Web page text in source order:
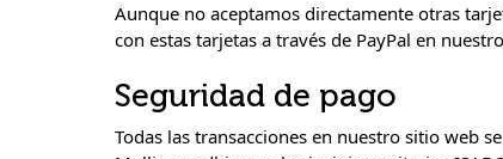
Aunque no aceptamos directamente otras
con estas tarjetas a través de PayPal en
Seguridad de pago
Todas las transacciones en nuestro sitio web